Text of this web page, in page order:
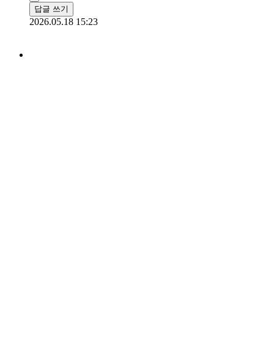
답글 쓰기
2026.05.18 15:23